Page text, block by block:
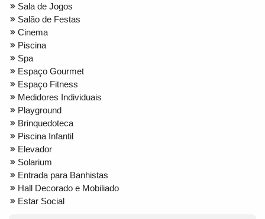
Sala de Jogos
Salão de Festas
Cinema
Piscina
Spa
Espaço Gourmet
Espaço Fitness
Medidores Individuais
Playground
Brinquedoteca
Piscina Infantil
Elevador
Solarium
Entrada para Banhistas
Hall Decorado e Mobiliado
Estar Social